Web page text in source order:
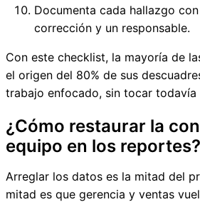
Documenta cada hallazgo
corrección y un responsable.
Con este checklist, la mayoría de
el origen del 80% de sus
trabajo enfocado, sin tocar todavía
¿Cómo restaurar la
equipo en los reportes?
Arreglar los datos es la mitad del
mitad es que gerencia y ventas